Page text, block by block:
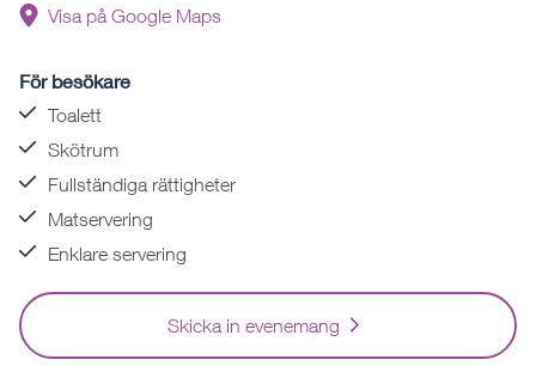
Visa på Google Maps
För besökare
Toalett
Skötrum
Fullständiga rättigheter
Matservering
Enklare servering
Skicka in evenemang